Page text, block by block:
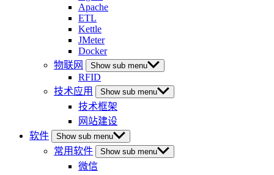
Apache
ETL
Kettle
JMeter
Docker
物联网
Show sub menu
RFID
技术应用
Show sub menu
技术框架
网站建设
软件
Show sub menu
常用软件 Show sub menu
微信